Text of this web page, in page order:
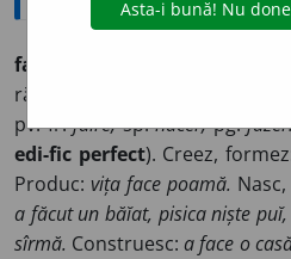
fac, făcut,
răd. cu vgr.
pv. fr.faire,sp.hacer,pg.
edi-fic perfect). Creez,
Produc:vița face poamă.
a făcut un băĭat, pisica niște
sîrmă. Construesc:a face o